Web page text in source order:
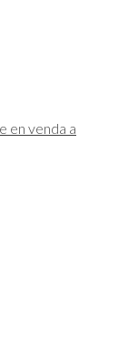
en venda a